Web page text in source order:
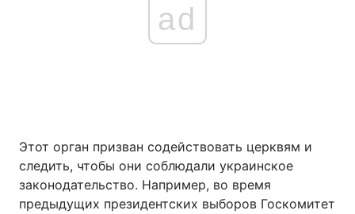
ad
Этот орган призван содействовать церквям и
следить, чтобы они соблюдали украинское
законодательство. Например, во время
предыдущих президентских выборов Госкомитет